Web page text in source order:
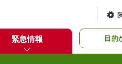
緊急情報 目的